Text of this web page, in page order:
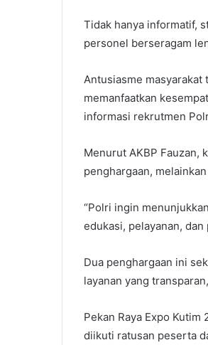
Tidak hanya informatif,
personel berseragam
Antusiasme
memanfaatkan
informasi rekrutmen
Menurut AKBP Fauzan,
penghargaan,
“Polri ingin
edukasi, pelayanan, dan
Dua penghargaan ini
layanan yang
Pekan Raya Expo
diikuti ratusan peserta